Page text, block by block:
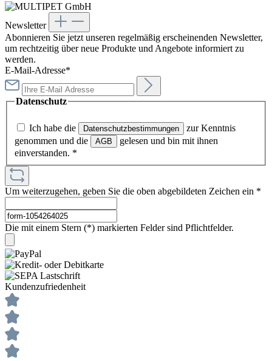
Newsletter
Abonnieren Sie jetzt unseren regelmäßig erscheinenden Newsletter,
um rechtzeitig über neue Produkte und Angebote informiert zu
werden.
E-Mail-Adresse*
Datenschutz
Ich habe die Datenschutzbestimmungen
zur Kenntnis
genommen und die
AGB
gelesen und bin mit ihnen
einverstanden. *
Um weiterzugehen, geben Sie die oben abgebildeten Zeichen ein *
Die mit einem Stern (*) markierten Felder sind Pflichtfelder.
Kundenzufriedenheit